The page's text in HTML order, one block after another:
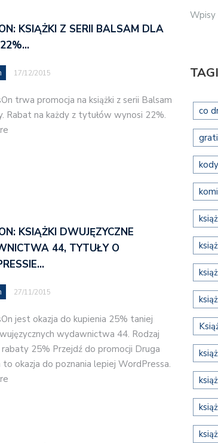
KSIĄŻKI Z SERII BALSAM DLA
17/12/2015
trwa promocja na książki z serii Balsam
Rabat na każdy z tytułów wynosi 22%.
KSIĄŻKI DWUJĘZYCZNE
44, TYTUŁY O
27/11/2015
jest okazja do kupienia 25% taniej
wydawnictwa 44. Rodzaj
25% Przejdź do promocji Druga
to okazja do poznania lepiej WordPressa.
Wpisy
TAGI
co